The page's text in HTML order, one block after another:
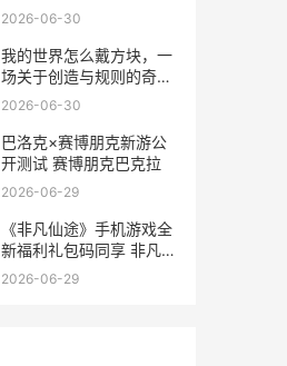
新体验
2026-06-30
我的世界怎么戴方块，一
场关于创造与规则的奇妙
对话
2026-06-30
巴洛克×赛博朋克新游公
开测试 赛博朋克巴克拉
2026-06-29
《非凡仙途》手机游戏全
新福利礼包码同享 非凡成
仙
2026-06-29